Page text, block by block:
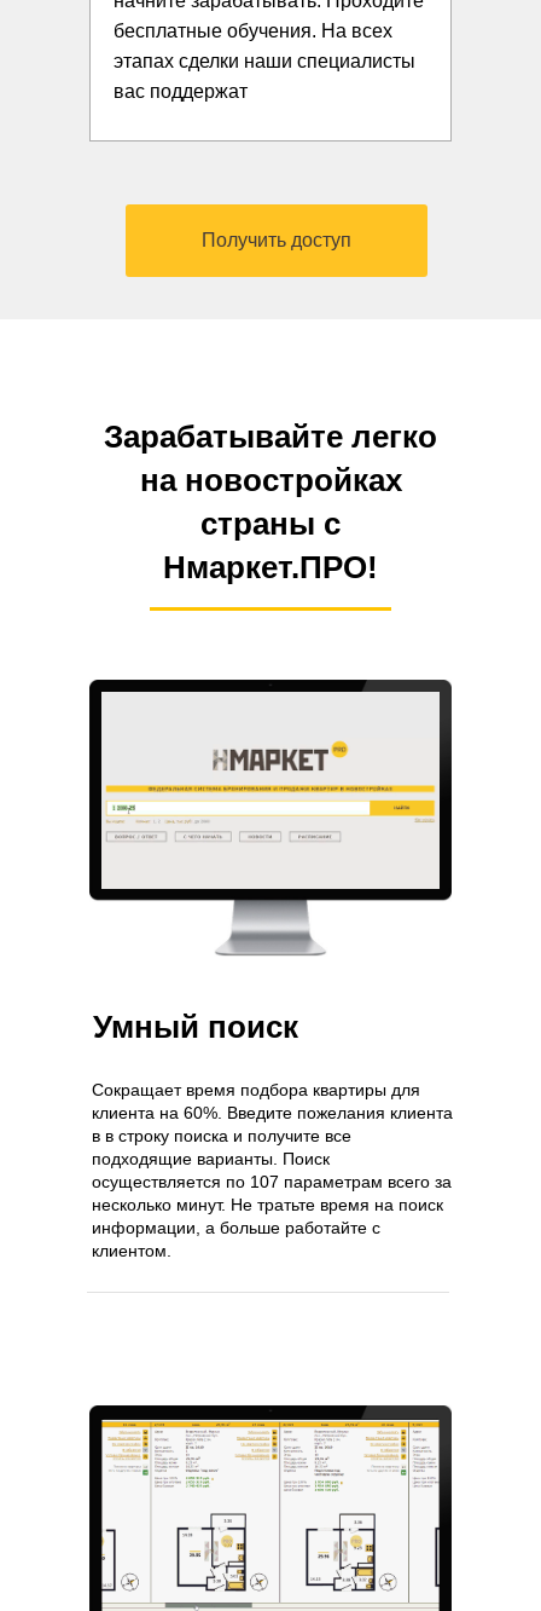
бесплатные обучения. На всех
этапах сделки наши специалисты
вас поддержат
Получить доступ
Сокращает время подбора квартиры для
клиента на 60%. Введите пожелания клиента
в в строку поиска и получите все
подходящие варианты. Поиск
осуществляется по 107 параметрам всего за
несколько минут. Не тратьте время на поиск
информации, а больше работайте с
клиентом.
Умный поиск
Зарабатывайте легко
на новостройках
страны с
Нмаркет.ПРО!